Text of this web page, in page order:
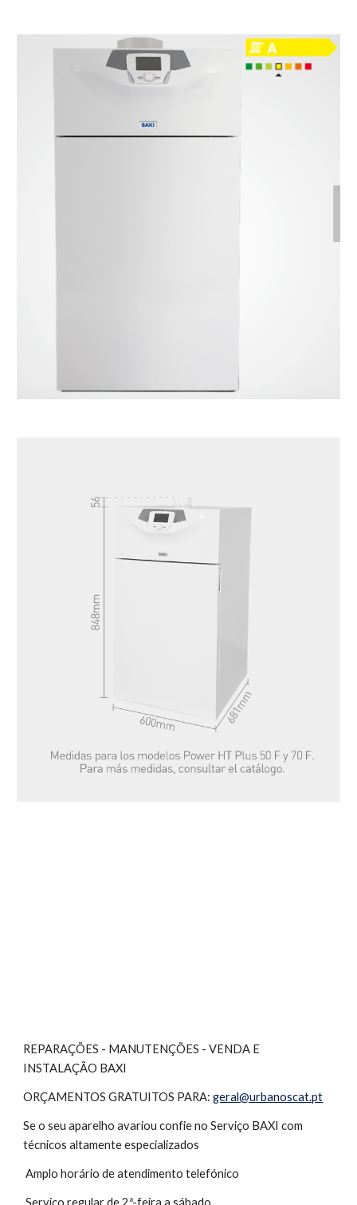
REPARAÇÕES - MANUTENÇÕES - VENDA E
INSTALAÇÃO BAXI
ORÇAMENTOS GRATUITOS PARA: geral@urbanoscat.pt
Se o seu aparelho avariou confie no Serviço BAXI com
técnicos altamente especializados
Amplo horário de atendimento telefónico
Serviço regular de 2ª-feira a sábado